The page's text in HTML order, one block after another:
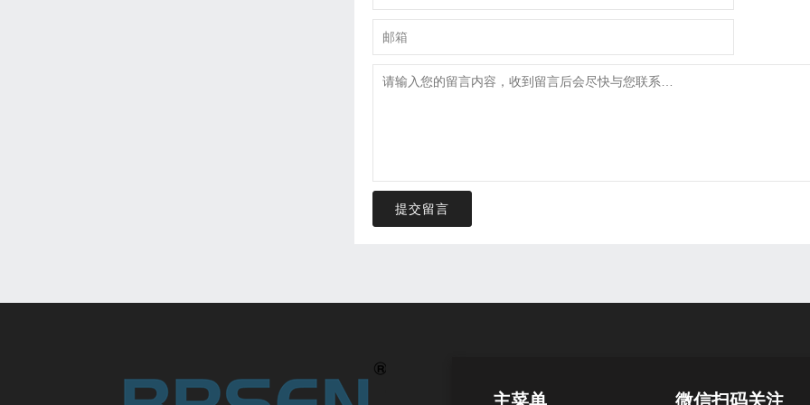
提交留言
主菜单 微信扫码关注